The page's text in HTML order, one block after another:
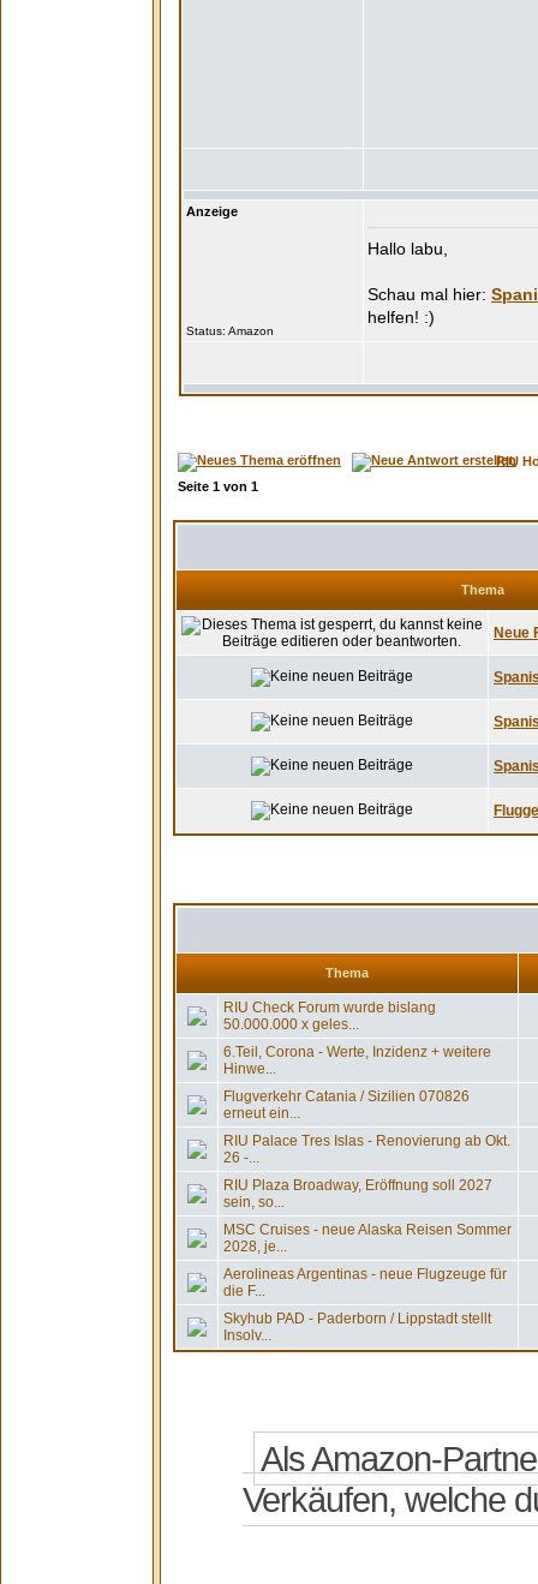
Anzeige
Status:
Hallo labu,
RIU
Seite 1 von 1
Thema
Neue
Thema
RIU Check Forum wurde bislang
50.000.000 x geles...
6.Teil, Corona - Werte, Inzidenz + weitere
Hinwe...
Flugverkehr Catania / Sizilien 070826
erneut ein...
RIU Palace Tres Islas - Renovierung ab Okt.
26 -...
RIU Plaza Broadway, Eröffnung soll 2027
sein, so...
MSC Cruises - neue Alaska Reisen Sommer
2028, je...
Aerolineas Argentinas - neue Flugzeuge für
die F...
Skyhub PAD - Paderborn / Lippstadt stellt
Insolv...